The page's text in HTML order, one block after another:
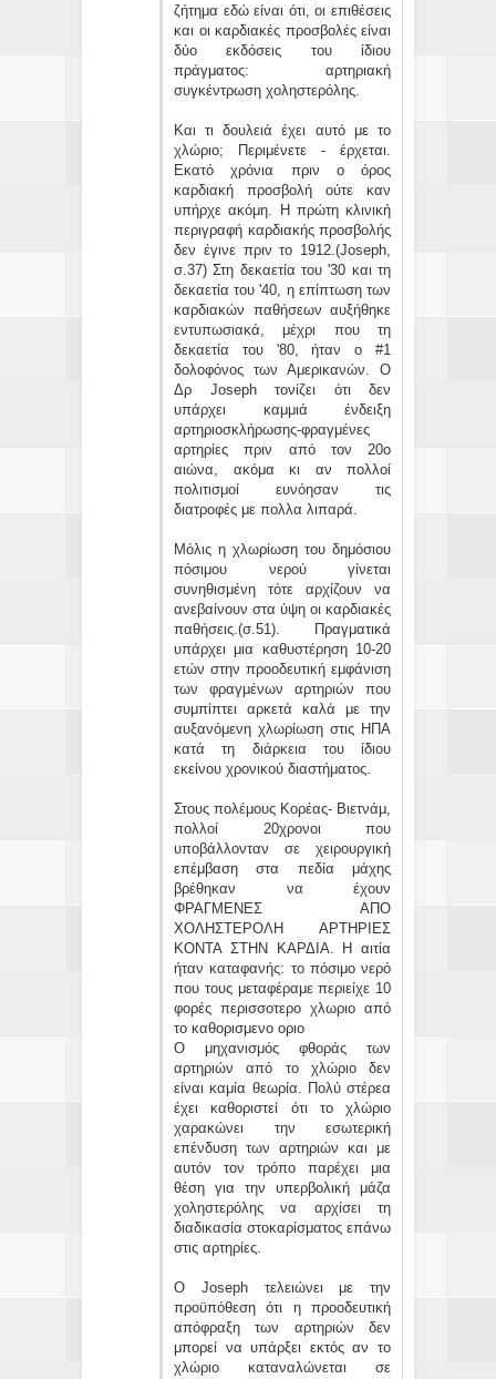
ζήτημα εδώ είναι ότι, οι επιθέσεις
και οι καρδιακές προσβολές είναι
δύο εκδόσεις του ίδιου
πράγματος: αρτηριακή
συγκέντρωση χοληστερόλης.
Και τι δουλειά έχει αυτό με το
χλώριο; Περιμένετε - έρχεται.
Εκατό χρόνια πριν ο όρος
καρδιακή προσβολή ούτε καν
υπήρχε ακόμη. Η πρώτη κλινική
περιγραφή καρδιακής προσβολής
δεν έγινε πριν το 1912.(Joseph,
σ.37) Στη δεκαετία του '30 και τη
δεκαετία του '40, η επίπτωση των
καρδιακών παθήσεων αυξήθηκε
εντυπωσιακά, μέχρι που τη
δεκαετία του '80, ήταν ο #1
δολοφόνος των Αμερικανών. Ο
Δρ Joseph τονίζει ότι δεν
υπάρχει καμμιά ένδειξη
αρτηριοσκλήρωσης-φραγμένες
αρτηρίες πριν από τον 20ο
αιώνα, ακόμα κι αν πολλοί
πολιτισμοί ευνόησαν τις
διατροφές με πολλα λιπαρά.
Μόλις η χλωρίωση του δημόσιου
πόσιμου νερού γίνεται
συνηθισμένη τότε αρχίζουν να
ανεβαίνουν στα ύψη οι καρδιακές
παθήσεις.(σ.51). Πραγματικά
υπάρχει μια καθυστέρηση 10-20
ετών στην προοδευτική εμφάνιση
των φραγμένων αρτηριών που
συμπίπτει αρκετά καλά με την
αυξανόμενη χλωρίωση στις ΗΠΑ
κατά τη διάρκεια του ίδιου
εκείνου χρονικού διαστήματος.
Στους πολέμους Κορέας- Βιετνάμ,
πολλοί 20χρονοι που
υποβάλλονταν σε χειρουργική
επέμβαση στα πεδία μάχης
βρέθηκαν να έχουν
ΦΡΑΓΜΕΝΕΣ ΑΠΟ
ΧΟΛΗΣΤΕΡΟΛΗ ΑΡΤΗΡΙΕΣ
ΚΟΝΤΑ ΣΤΗΝ ΚΑΡΔΙΑ. Η αιτία
ήταν καταφανής: το πόσιμο νερό
που τους μεταφέραμε περιείχε 10
φορές περισσοτερο χλωριο από
το καθορισμενο οριο
Ο μηχανισμός φθοράς των
αρτηριών από το χλώριο δεν
είναι καμία θεωρία. Πολύ στέρεα
έχει καθοριστεί ότι το χλώριο
χαρακώνει την εσωτερική
επένδυση των αρτηριών και με
αυτόν τον τρόπο παρέχει μια
θέση για την υπερβολική μάζα
χοληστερόλης να αρχίσει τη
διαδικασία στοκαρίσματος επάνω
στις αρτηρίες.
Ο Joseph τελειώνει με την
προϋπόθεση ότι η προοδευτική
απόφραξη των αρτηριών δεν
μπορεί να υπάρξει εκτός αν το
χλώριο καταναλώνεται σε